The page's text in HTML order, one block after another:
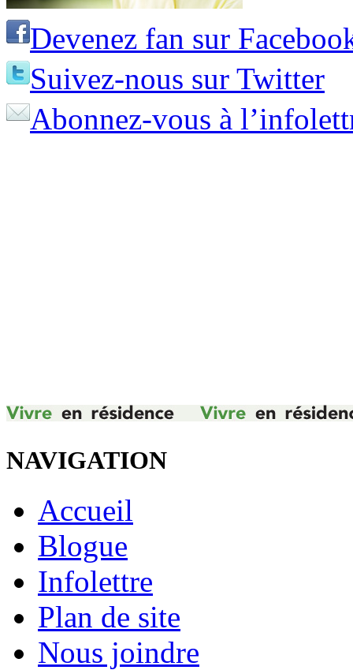
Devenez fan sur
Suivez-nous sur Twitter
Abonnez-vous à
NAVIGATION
Accueil
Blogue
Infolettre
Plan de site
Nous joindre